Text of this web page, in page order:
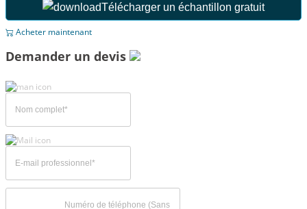
Télécharger un échantillon gratuit
Acheter maintenant
Demander un devis